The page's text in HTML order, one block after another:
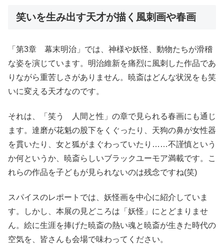
笑いを生み出す天才が描く風刺画や春画
「第3章 幕末明治」では、神様や妖怪、動物たちが滑稽
な姿を演じています。明治維新を痛烈に風刺した作品であ
りながら重苦しさがありません。暁斎はどんな状況をも笑
いに変える天才なのです。
それは、「笑う 人間と性」の章で見られる春画にも通じ
ます。達磨が花魁の股下をくぐったり、天狗の鼻が女性器
を貫いたり、女と狐がまぐわっていたり……不謹慎という
か何というか、暁斎らしいブラックユーモア満載です。こ
れらの作品を子どもが見られないのは残念ですね(笑)
スパイスのレポートでは、妖怪画を中心に紹介していま
す。しかし、本展の見どころは「妖怪」にとどまりませ
ん。絵に生涯を捧げた暁斎の熱い魂と暁斎が生きた時代の
空気を、皆さんも会場で味わってください。